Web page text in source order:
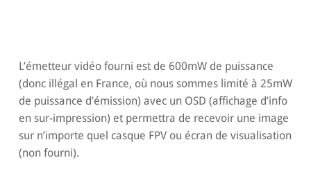
L’émetteur vidéo fourni est de 600mW de puissance
(donc illégal en France, où nous sommes limité à 25mW
de puissance d’émission) avec un OSD (affichage d’info
en sur-impression) et permettra de recevoir une image
sur n’importe quel casque FPV ou écran de visualisation
(non fourni).